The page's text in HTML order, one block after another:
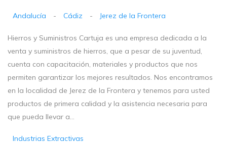
Andalucía - Cádiz - Jerez de la Frontera
Hierros y Suministros Cartuja es una empresa dedicada a la
venta y suministros de hierros, que a pesar de su juventud,
cuenta con capacitación, materiales y productos que nos
permiten garantizar los mejores resultados. Nos encontramos
en la localidad de Jerez de la Frontera y tenemos para usted
productos de primera calidad y la asistencia necesaria para
que pueda llevar a...
Industrias Extractivas